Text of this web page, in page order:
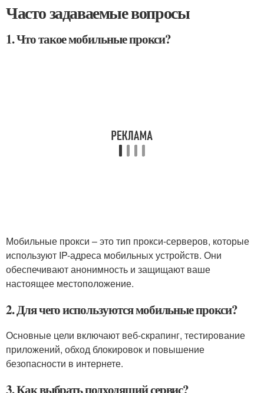
Часто задаваемые вопросы
1. Что такое мобильные прокси?
Мобильные прокси – это тип прокси-серверов, которые
используют IP-адреса мобильных устройств. Они
обеспечивают анонимность и защищают ваше
настоящее местоположение.
2. Для чего используются мобильные прокси?
Основные цели включают веб-скрапинг, тестирование
приложений, обход блокировок и повышение
безопасности в интернете.
3. Как выбрать подходящий сервис?